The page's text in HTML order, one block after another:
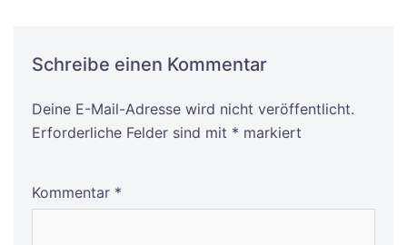
Schreibe einen Kommentar
Deine E-Mail-Adresse wird nicht veröffentlicht.
Erforderliche Felder sind mit * markiert
Kommentar *
Alternative: